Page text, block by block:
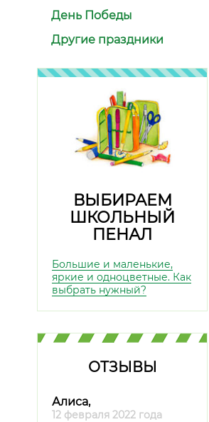
День Победы
Другие праздники
ВЫБИРАЕМ
ШКОЛЬНЫЙ
ПЕНАЛ
Большие и маленькие,
яркие и одноцветные. Как
выбрать нужный?
ОТЗЫВЫ
Алиса,
12 февраля 2022 года